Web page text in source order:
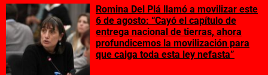
Romina Del Plá llamó a movilizar este
6 de agosto: “Cayó el capítulo de
entrega nacional de tierras, ahora
profundicemos la movilización para
que caiga toda esta ley nefasta”